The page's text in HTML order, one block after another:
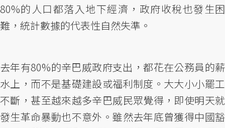
80%的人口都落入地下經濟，政府收稅也發生困
難，統計數據的代表性自然失準。
去年有80%的辛巴威政府支出，都花在公務員的薪
水上，而不是基礎建設或福利制度。大大小小罷工
不斷，甚至越來越多辛巴威民眾覺得，即使明天就
發生革命暴動也不意外。雖然去年底曾獲得中國豁